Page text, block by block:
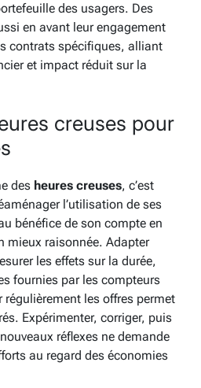
des usagers. Des
en avant leur engagement
contrats spécifiques, alliant
et impact réduit sur la
creuses pour
des heures creuses, c’est
l’utilisation de ses
bénéfice de son compte en
mieux raisonnée. Adapter
les effets sur la durée,
fournies par les compteurs
les offres permet
Expérimenter, corriger, puis
réflexes ne demande
au regard des économies